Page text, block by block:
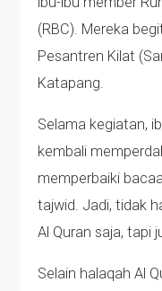
(RBC). Mereka
Pesantren Kilat
Katapang.
Selama kegiatan,
kembali
memperbaiki
tajwid. Jadi, tidak
Al Quran saja, tapi
Selain halaqah Al